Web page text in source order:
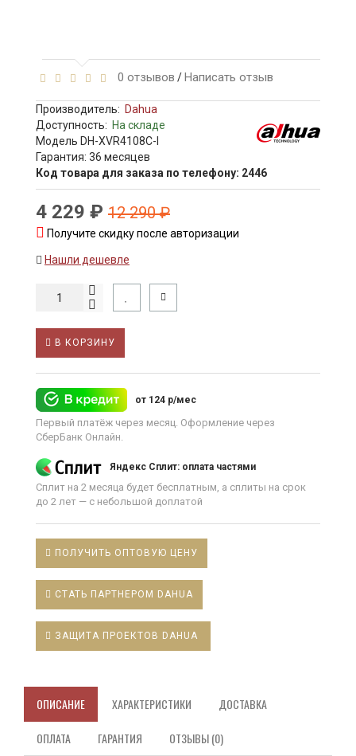
0 отзывов /Написать отзыв
Производитель: Dahua
Доступность: На складе
Модель DH-XVR4108C-I
Гарантия: 36 месяцев
Код товара для заказа по телефону: 2446
4 229 ₽ 12 290 ₽
Получите скидку после авторизации
Нашли дешевле
В КОРЗИНУ
от 124 р/мес
Первый платёж через месяц. Оформление через
СберБанк Онлайн.
Яндекс Сплит: оплата частями
Сплит на 2 месяца будет бесплатным, а сплиты на срок
до 2 лет — с небольшой доплатой
ПОЛУЧИТЬ ОПТОВУЮ ЦЕНУ
СТАТЬ ПАРТНЕРОМ DAHUA
ЗАЩИТА ПРОЕКТОВ DAHUA
ОПИСАНИЕ ХАРАКТЕРИСТИКИ ДОСТАВКА
ОПЛАТА ГАРАНТИЯ ОТЗЫВЫ (0)